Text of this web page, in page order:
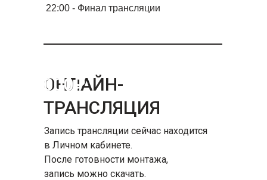
22:00 - Финал трансляции
Запись трансляции сейчас находится
в Личном кабинете.
После готовности монтажа,
запись можно скачать.
ОНЛАЙН-
ТРАНСЛЯЦИЯ
000₽